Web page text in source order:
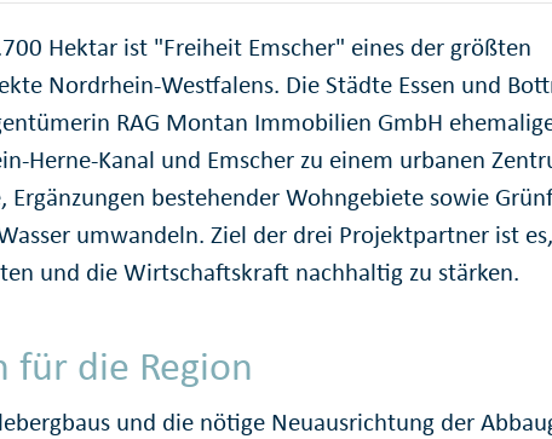
Hektar ist "Freiheit Emscher" eines der größten
Nordrhein-Westfalens. Die Städte Essen und
RAG Montan Immobilien GmbH
Herne-Kanal und Emscher zu einem urbanen
Ergänzungen bestehender Wohngebiete sowie
umwandeln. Ziel der drei Projektpartner ist
und die Wirtschaftskraft nachhaltig zu stärken.
für die Region
und die nötige Neuausrichtung der